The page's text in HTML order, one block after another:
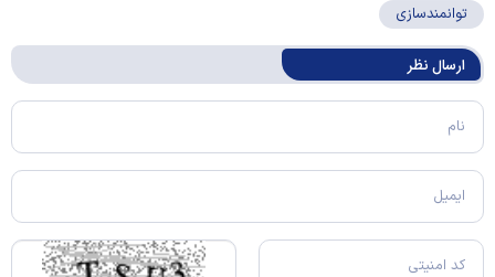
توانمندسازی
ارسال‌ نظر